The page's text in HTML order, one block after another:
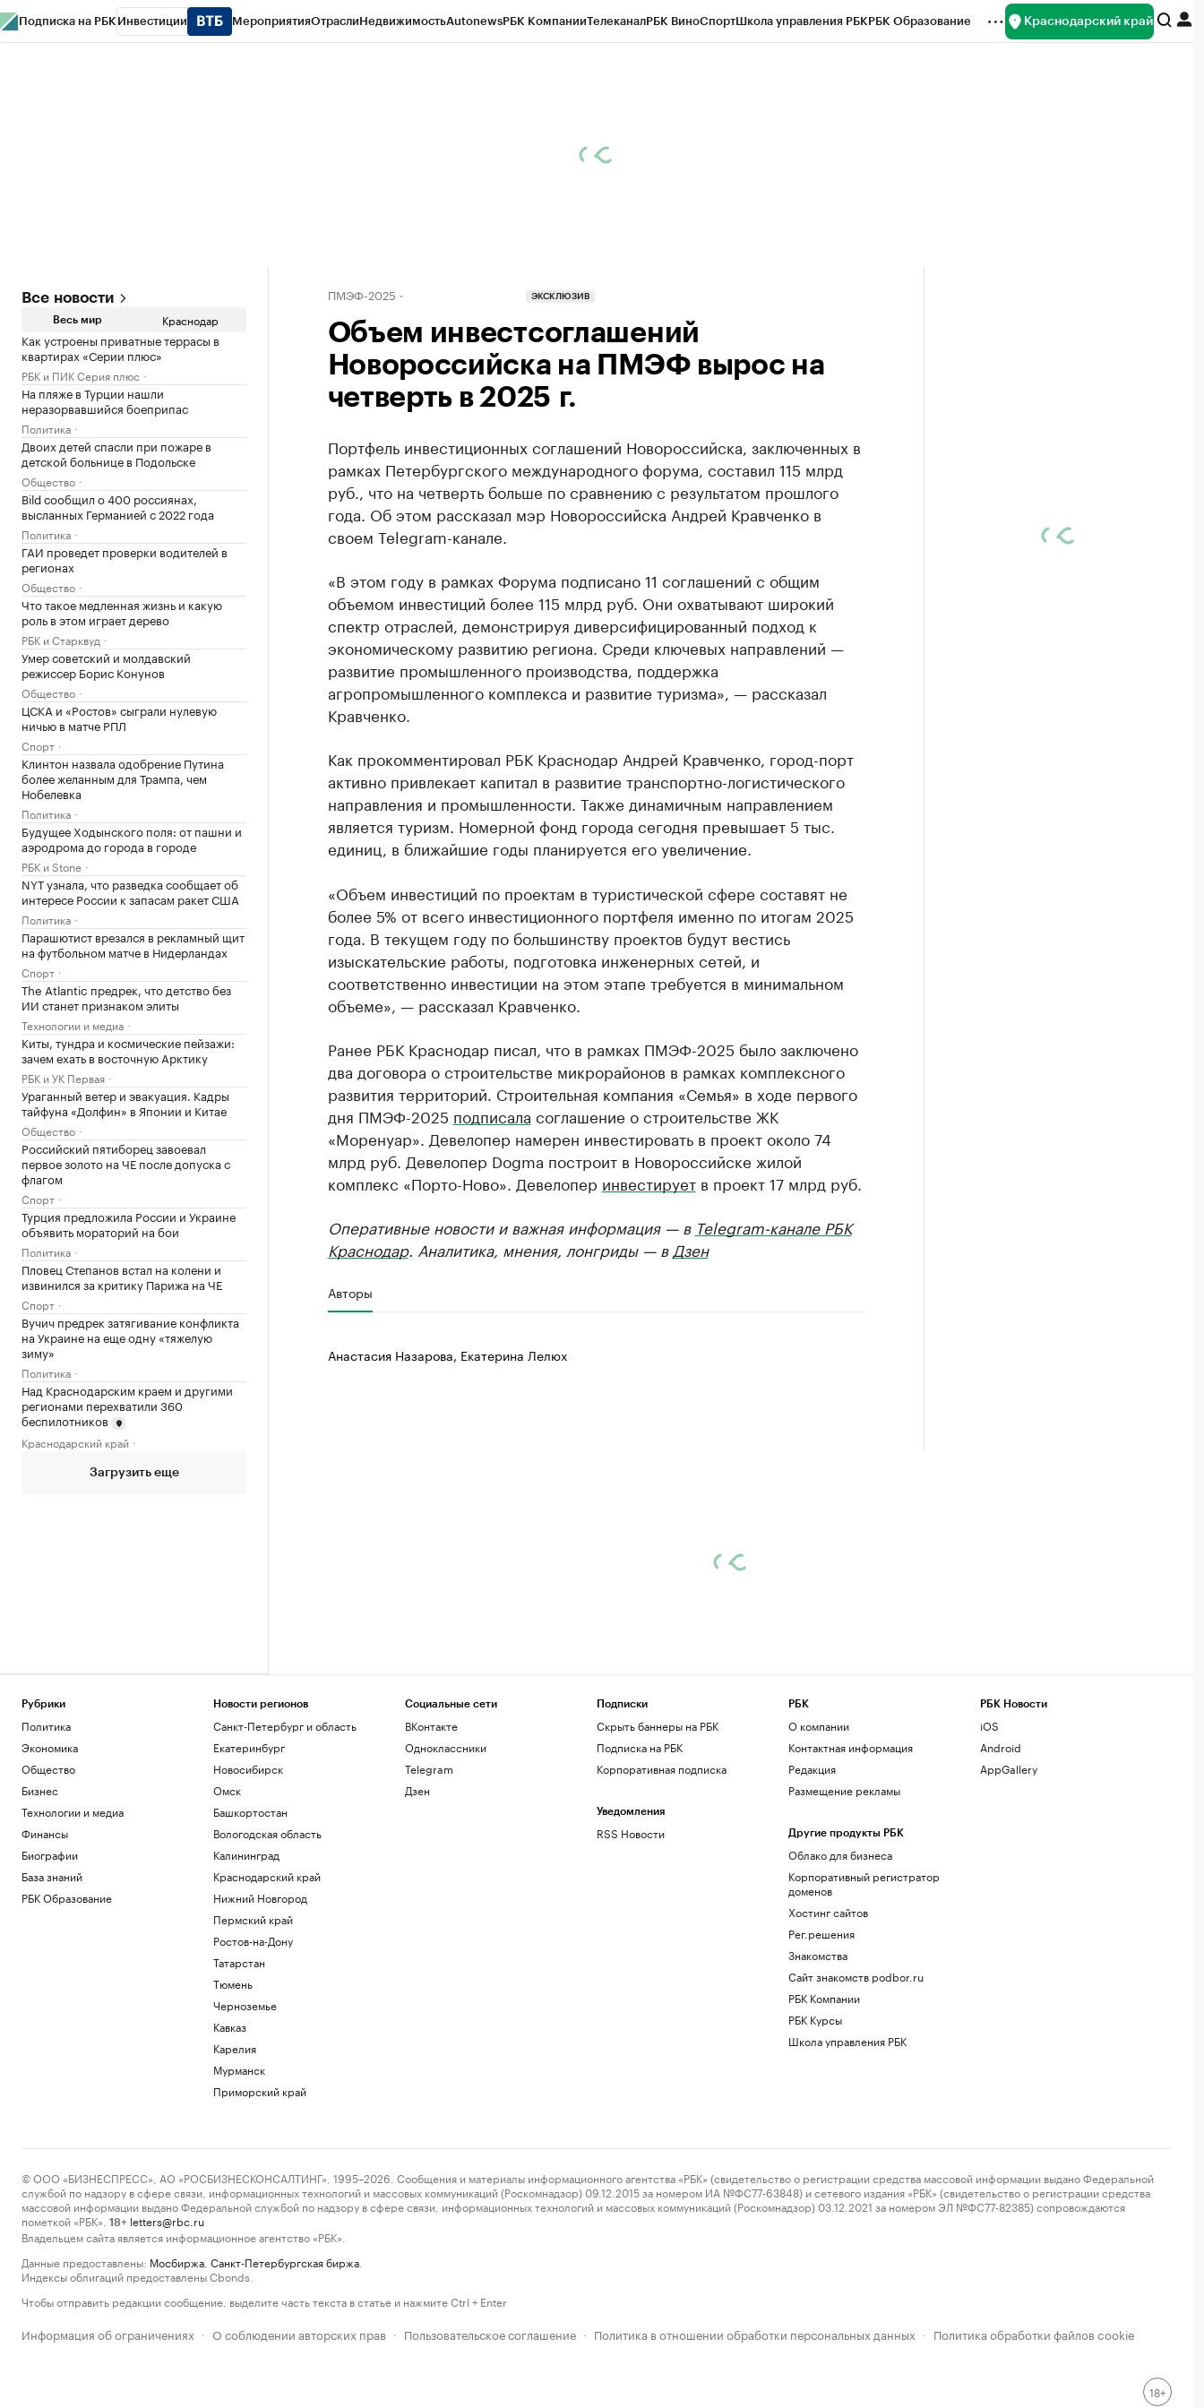
Подписка на РБК Инвестиции МероприятияОтраслиНедвижимостьAutonewsРБК КомпанииТелеканалРБК ВиноСпортШкола управления РБКРБК Образование Краснодарский край
Все новости
Весь мир Краснодар
Как устроены приватные террасы в
квартирах «Серии плюс»
РБК и ПИК Серия плюс
На пляже в Турции нашли
неразорвавшийся боеприпас
Политика
Двоих детей спасли при пожаре в
детской больнице в Подольске
Общество
Bild сообщил о 400 россиянах,
высланных Германией с 2022 года
Политика
ГАИ проведет проверки водителей в
регионах
Общество
Что такое медленная жизнь и какую
роль в этом играет дерево
РБК и Старквуд
Умер советский и молдавский
режиссер Борис Конунов
Общество
ЦСКА и «Ростов» сыграли нулевую
ничью в матче РПЛ
Спорт
Клинтон назвала одобрение Путина
более желанным для Трампа, чем
Нобелевка
Политика
Будущее Ходынского поля: от пашни и
аэродрома до города в городе
РБК и Stone
NYT узнала, что разведка сообщает об
интересе России к запасам ракет США
Политика
Парашютист врезался в рекламный щит
на футбольном матче в Нидерландах
Спорт
The Atlantic предрек, что детство без
ИИ станет признаком элиты
Технологии и медиа
Киты, тундра и космические пейзажи:
зачем ехать в восточную Арктику
РБК и УК Первая
Ураганный ветер и эвакуация. Кадры
тайфуна «Долфин» в Японии и Китае
Общество
Российский пятиборец завоевал
первое золото на ЧЕ после допуска с
флагом
Спорт
Турция предложила России и Украине
объявить мораторий на бои
Политика
Пловец Степанов встал на колени и
извинился за критику Парижа на ЧЕ
Спорт
Вучич предрек затягивание конфликта
на Украине на еще одну «тяжелую
зиму»
Политика
Над Краснодарским краем и другими
регионами перехватили 360
беспилотников
Краснодарский край
Загрузить еще
ПМЭФ-2025 ЭКСКЛЮЗИВ
Объем инвестсоглашений
Новороссийска на ПМЭФ вырос на
четверть в 2025 г.
Портфель инвестиционных соглашений Новороссийска, заключенных в
рамках Петербургского международного форума, составил 115 млрд
руб., что на четверть больше по сравнению с результатом прошлого
года. Об этом рассказал мэр Новороссийска Андрей Кравченко в
своем Telegram-канале.
«В этом году в рамках Форума подписано 11 соглашений с общим
объемом инвестиций более 115 млрд руб. Они охватывают широкий
спектр отраслей, демонстрируя диверсифицированный подход к
экономическому развитию региона. Среди ключевых направлений —
развитие промышленного производства, поддержка
агропромышленного комплекса и развитие туризма», — рассказал
Кравченко.
Как прокомментировал РБК Краснодар Андрей Кравченко, город-порт
активно привлекает капитал в развитие транспортно-логистического
направления и промышленности. Также динамичным направлением
является туризм. Номерной фонд города сегодня превышает 5 тыс.
единиц, в ближайшие годы планируется его увеличение.
«Объем инвестиций по проектам в туристической сфере составят не
более 5% от всего инвестиционного портфеля именно по итогам 2025
года. В текущем году по большинству проектов будут вестись
изыскательские работы, подготовка инженерных сетей, и
соответственно инвестиции на этом этапе требуется в минимальном
объеме», — рассказал Кравченко.
Ранее РБК Краснодар писал, что в рамках ПМЭФ-2025 было заключено
два договора о строительстве микрорайонов в рамках комплексного
развития территорий. Строительная компания «Семья» в ходе первого
дня ПМЭФ-2025 подписала соглашение о строительстве ЖК
«Моренуар». Девелопер намерен инвестировать в проект около 74
млрд руб. Девелопер Dogma построит в Новороссийске жилой
комплекс «Порто-Ново». Девелопер инвестируетв проект 17 млрд руб.
Оперативные новости и важная информация — в Telegram-канале РБК
Краснодар. Аналитика, мнения, лонгриды — в Дзен
Авторы
Анастасия Назарова, Екатерина Лелюх
Рубрики
Политика
Экономика
Общество
Бизнес
Технологии и медиа
Финансы
Биографии
База знаний
РБК Образование
Новости регионов
Санкт-Петербург и область
Екатеринбург
Новосибирск
Омск
Башкортостан
Вологодская область
Калининград
Краснодарский край
Нижний Новгород
Пермский край
Ростов-на-Дону
Татарстан
Тюмень
Черноземье
Кавказ
Карелия
Мурманск
Приморский край
Социальные сети
ВКонтакте
Одноклассники
Telegram
Дзен
Подписки
Скрыть баннеры на РБК
Подписка на РБК
Корпоративная подписка
Уведомления
RSS Новости
РБК
О компании
Контактная информация
Редакция
Размещение рекламы
Другие продукты РБК
Облако для бизнеса
Корпоративный регистратор
доменов
Хостинг сайтов
Рег.решения
Знакомства
Сайт знакомств podbor.ru
РБК Компании
РБК Курсы
Школа управления РБК
РБК Новости
iOS
Android
AppGallery
© ООО «БИЗНЕСПРЕСС», АО «РОСБИЗНЕСКОНСАЛТИНГ», 1995–2026. Сообщения и материалы информационного агентства «РБК» (свидетельство о регистрации средства массовой информации выдано Федеральной
службой по надзору в сфере связи, информационных технологий и массовых коммуникаций (Роскомнадзор) 09.12.2015 за номером ИА №ФС77-63848) и сетевого издания «РБК» (свидетельство о регистрации средства
массовой информации выдано Федеральной службой по надзору в сфере связи, информационных технологий и массовых коммуникаций (Роскомнадзор) 03.12.2021 за номером ЭЛ №ФС77-82385) сопровождаются
пометкой «РБК».
18+ letters@rbc.ru
Владельцем сайта является информационное агентство «РБК».
Данные предоставлены: Мосбиржа Санкт-Петербургская биржа
Индексы облигаций предоставлены Cbonds.
Чтобы отправить редакции сообщение, выделите часть текста в статье и нажмите Ctrl + Enter
Информация об ограничениях · О соблюдении авторских прав · Пользовательское соглашение · Политика в отношении обработки персональных данных · Политика обработки файлов cookie
18+